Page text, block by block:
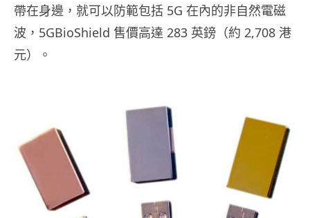
帶在身邊，就可以防範包括 5G 在內的非自然電磁
波，5GBioShield 售價高達 283 英鎊（約 2,708 港
元）。